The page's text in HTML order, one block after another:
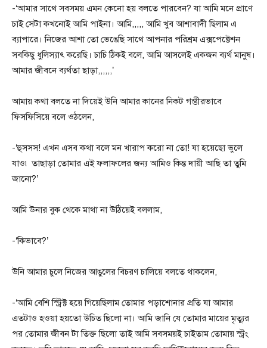
-‘আমার সাথে সবসময় এমন কেনো হয় বলতে পারবেন? যা আমি মনে প্রাণে
চাই সেটা কখনোই আমি পাইনা। আমি,,,,, আমি খুব আশাবাদী ছিলাম এ
ব্যাপারে। নিজের আশা তো ভেঙেছি সাথে আপনার পরিশ্রম এক্সপেক্টেশন
সবকিছু ধুলিস্যাৎ করেছি। চাচি ঠিকই বলে, আমি আসলেই একজন ব্যর্থ মানুষ।
আমার জীবনে ব্যর্থতা ছাড়া,,,,,,’
আমায় কথা বলতে না দিয়েই উনি আমার কানের নিকট গম্ভীরভাবে
ফিসফিসিয়ে বলে ওঠলেন,
-‘হুসসস! এখন এসব কথা বলে মন খারাপ করো না তো! যা হয়েছো ভুলে
যাও৷ তাছাড়া তোমার এই ফলাফলের জন্য আমিও কিন্ত দায়ী আছি তা তুমি
জানো?’
আমি উনার বুক থেকে মাথা না উঠিয়েই বললাম,
-‘কিভাবে?’
উনি আমার চুলে নিজের আঙুলের বিচরণ চালিয়ে বলতে থাকলেন,
-‘আমি বেশি স্ট্রিক্ট হয়ে গিয়েছিলাম তোমার পড়াশোনার প্রতি যা আমার
এতটাও হওয়া হয়তো উচিত ছিলো না। আমি জানি যে তোমার মায়ের মৃত্যুর
পর তোমার জীবন টা তিক্ত ছিলো তাই আমি সবসময়ই চাইতাম তোমায় স্ট্রং